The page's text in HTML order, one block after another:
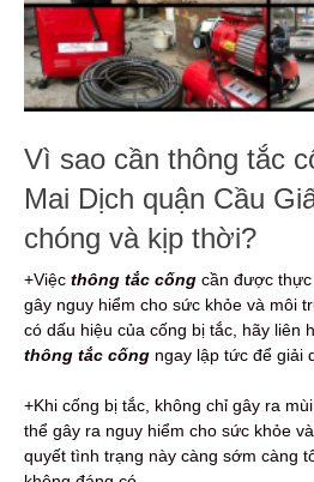
Vì sao cần thông tắc
Mai Dịch quận Cầu
chóng và kịp thời?
+Việc thông tắc cống cần được
gây nguy hiểm cho sức khỏe và môi
có dấu hiệu của cống bị tắc, hãy liên
thông tắc cống ngay lập tức để giải
+Khi cống bị tắc, không chỉ gây ra
thể gây ra nguy hiểm cho sức khỏe
quyết tình trạng này càng sớm càng